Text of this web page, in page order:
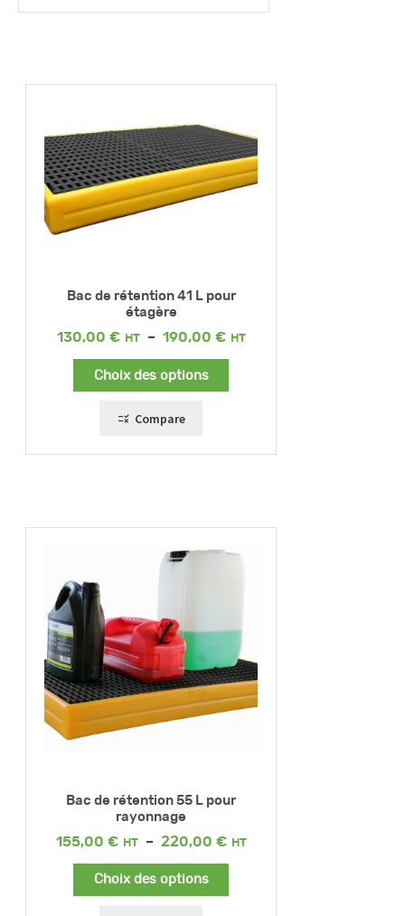
Bac de rétention 41 L pour
étagère
130,00 € – 190,00 €
Plage
Choix des options
Compare
Bac de rétention 55 L pour
rayonnage
155,00 € – 220,00 €
Plage
Choix des options